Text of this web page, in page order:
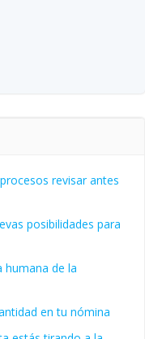
revisar antes
posibilidades para
humana de la
en tu nómina